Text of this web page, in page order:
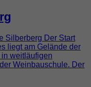
Silberberg Der Start
liegt am Gelände der
weitläufigen
Weinbauschule. Der